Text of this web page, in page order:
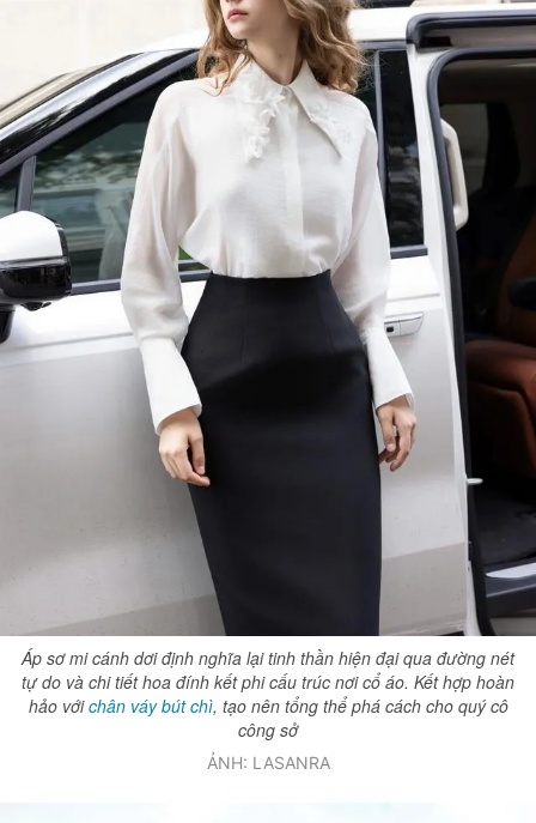
Áp sơ mi cánh dơi định nghĩa lại tinh thần hiện đại qua đường nét
tự do và chi tiết hoa đính kết phi cấu trúc nơi cổ áo. Kết hợp hoàn
hảo vớichân váy bút chì, tạo nên tổng thể phá cách cho quý cô
công sở
ẢNH: LASANRA